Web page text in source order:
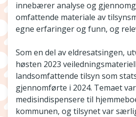
innebærer analyse og
omfattende materiale av
egne erfaringer og funn, og
Som en del av eldresatsingen,
høsten 2023
landsomfattende tilsyn som
gjennomførte i 2024. Temaet var
medisindispensere til
kommunen, og tilsynet var